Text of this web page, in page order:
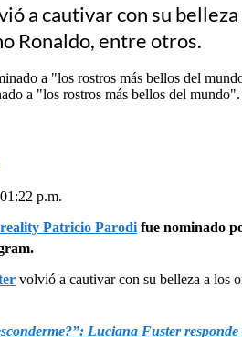
a cautivar con su
Ronaldo, entre otros.
a "los rostros más bellos del
p.m.
Patricio Parodi fue nominado
volvió a cautivar con su belleza a los
Luciana Fuster